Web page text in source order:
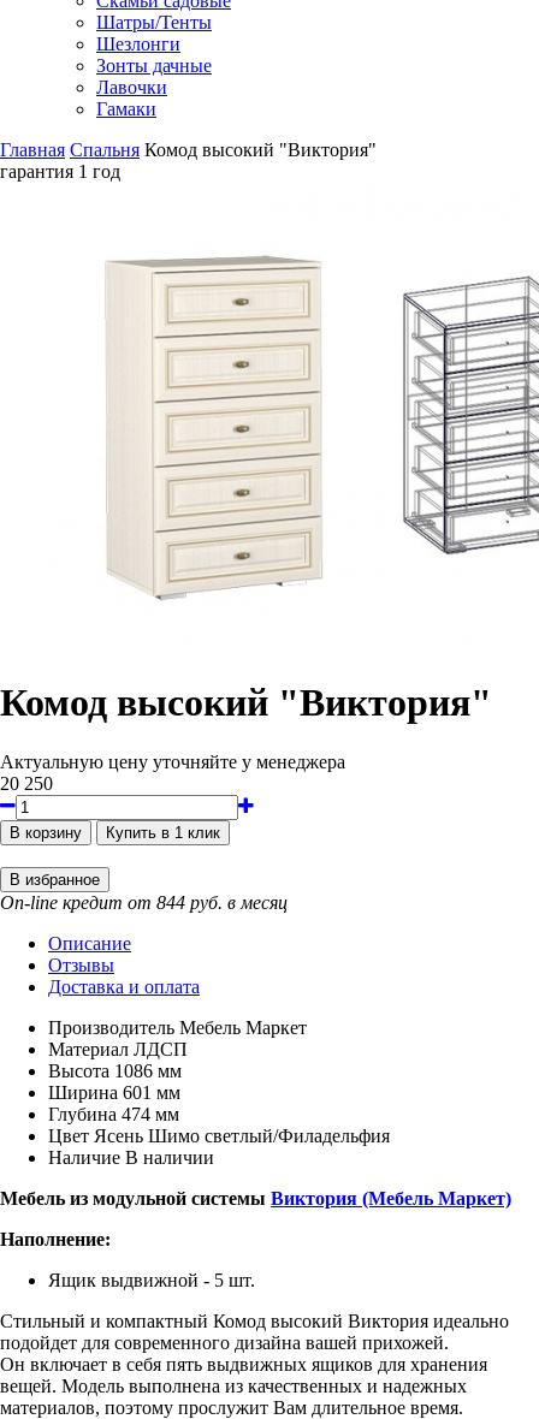
Шатры/Тенты
Шезлонги
Зонты дачные
Лавочки
Гамаки
Главная Спальня Комод высокий "Виктория"
гарантия 1 год
Комод высокий "Виктория"
Актуальную цену уточняйте у менеджера
20 250
On-line кредит от 844 руб. в месяц
Описание
Отзывы
Доставка и оплата
Производитель Мебель Маркет
Материал ЛДСП
Высота 1086 мм
Ширина 601 мм
Глубина 474 мм
Цвет Ясень Шимо светлый/Филадельфия
Наличие В наличии
Мебель из модульной системы Виктория (Мебель Маркет)
Наполнение:
Ящик выдвижной - 5 шт.
Стильный и компактный Комод высокий Виктория идеально
подойдет для современного дизайна вашей прихожей.
Он включает в себя пять выдвижных ящиков для хранения
вещей. Модель выполнена из качественных и надежных
материалов, поэтому прослужит Вам длительное время.